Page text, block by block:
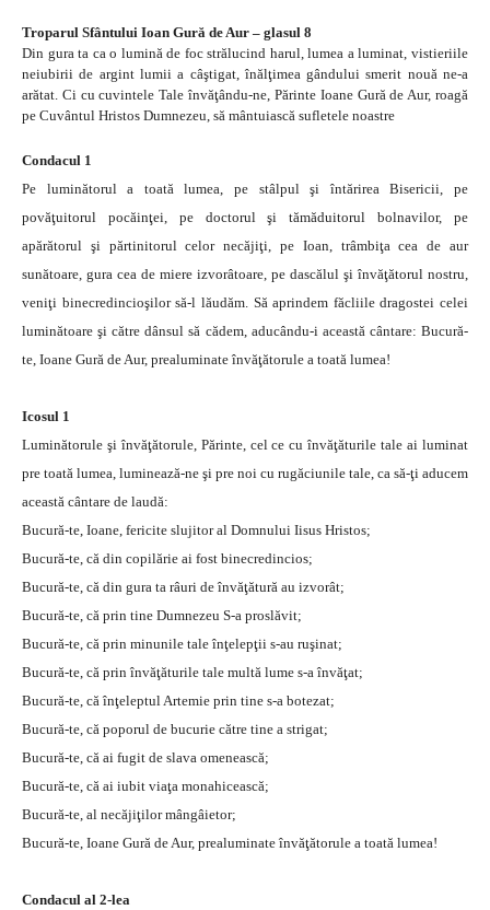
Troparul Sfântului Ioan Gură de Aur – glasul 8
Din gura ta ca o lumină de foc strălucind harul, lumea a luminat, vistieriile
neiubirii de argint lumii a câştigat, înălţimea gândului smerit nouă ne-a
arătat. Ci cu cuvintele Tale învăţându-ne, Părinte Ioane Gură de Aur, roagă
pe Cuvântul Hristos Dumnezeu, să mântuiască sufletele noastre
Condacul 1
Pe luminătorul a toată lumea, pe stâlpul şi întărirea Bisericii, pe
povăţuitorul pocăinţei, pe doctorul şi tămăduitorul bolnavilor, pe
apărătorul şi părtinitorul celor necăjiţi, pe Ioan, trâmbiţa cea de aur
sunătoare, gura cea de miere izvorâtoare, pe dascălul şi învăţătorul nostru,
veniţi binecredincioşilor să-l lăudăm. Să aprindem făcliile dragostei celei
luminătoare şi către dânsul să cădem, aducându-i această cântare: Bucură-
te, Ioane Gură de Aur, prealuminate învăţătorule a toată lumea!
Icosul 1
Luminătorule şi învăţătorule, Părinte, cel ce cu învăţăturile tale ai luminat
pre toată lumea, luminează-ne şi pre noi cu rugăciunile tale, ca să-ţi aducem
această cântare de laudă:
Bucură-te, Ioane, fericite slujitor al Domnului Iisus Hristos;
Bucură-te, că din copilărie ai fost binecredincios;
Bucură-te, că din gura ta râuri de învăţătură au izvorât;
Bucură-te, că prin tine Dumnezeu S-a proslăvit;
Bucură-te, că prin minunile tale înţelepţii s-au ruşinat;
Bucură-te, că prin învăţăturile tale multă lume s-a învăţat;
Bucură-te, că înţeleptul Artemie prin tine s-a botezat;
Bucură-te, că poporul de bucurie către tine a strigat;
Bucură-te, că ai fugit de slava omenească;
Bucură-te, că ai iubit viaţa monahicească;
Bucură-te, al necăjiţilor mângâietor;
Bucură-te, Ioane Gură de Aur, prealuminate învăţătorule a toată lumea!
Condacul al 2-lea